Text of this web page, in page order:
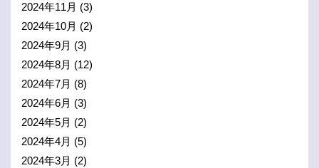
2024年11月 (3)
2024年10月 (2)
2024年9月 (3)
2024年8月 (12)
2024年7月 (8)
2024年6月 (3)
2024年5月 (2)
2024年4月 (5)
2024年3月 (2)